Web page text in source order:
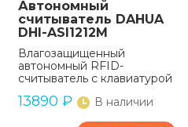
Автономный
считыватель DAHUA
DHI-ASI1212M
Влагозащищенный
автономный RFID-
считыватель с клавиатурой
13890 ₽ В наличии